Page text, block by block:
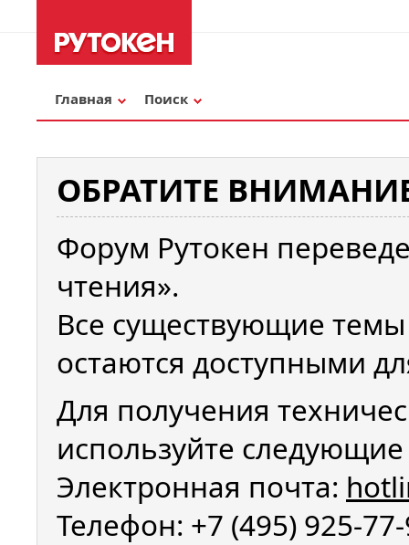
Главная Поиск
ОБРАТИТЕ
Форум Рутокен
чтения».
Все существующие
остаются доступными
Для получения
используйте
Электронная почта:
Телефон: +7 (495) 925-